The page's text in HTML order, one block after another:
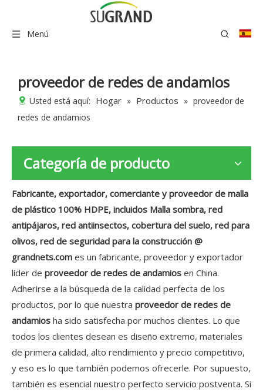
Menú
proveedor de redes de andamios
Usted está aquí: Hogar » Productos » proveedor de
redes de andamios
Categoría de producto
Fabricante, exportador, comerciante y proveedor de malla
de plástico 100% HDPE, incluidos Malla sombra, red
antipájaros, red antiinsectos, cobertura del suelo, red para
olivos, red de seguridad para la construcción @
grandnets.com es un fabricante, proveedor y exportador
líder de proveedor de redes de andamios en China.
Adherirse a la búsqueda de la calidad perfecta de los
productos, por lo que nuestra proveedor de redes de
andamios ha sido satisfecha por muchos clientes. Lo que
todos los clientes desean es diseño extremo, materiales
de primera calidad, alto rendimiento y precio competitivo,
y eso es lo que también podemos ofrecerle. Por supuesto,
también es esencial nuestro perfecto servicio postventa. Si